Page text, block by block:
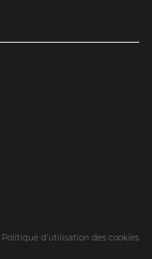
Politique d’utilisation des cookies